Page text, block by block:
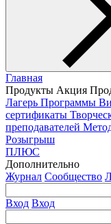
Главная
Продукты Акция
Лагерь Программы
сертификаты
преподавателей
Розыгрыш
ПЛЮС
Дополнительно
Журнал Сообщество
Вход Вход